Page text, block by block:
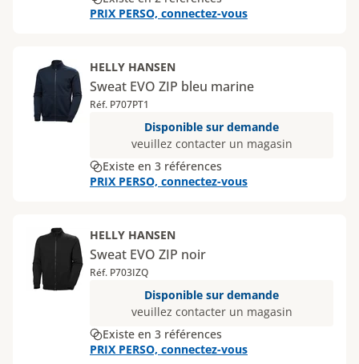
PRIX PERSO, connectez-vous
HELLY HANSEN
Sweat EVO ZIP bleu marine
Réf. P707PT1
Disponible sur demande
veuillez contacter un magasin
Existe en 3 références
PRIX PERSO, connectez-vous
HELLY HANSEN
Sweat EVO ZIP noir
Réf. P703IZQ
Disponible sur demande
veuillez contacter un magasin
Existe en 3 références
PRIX PERSO, connectez-vous